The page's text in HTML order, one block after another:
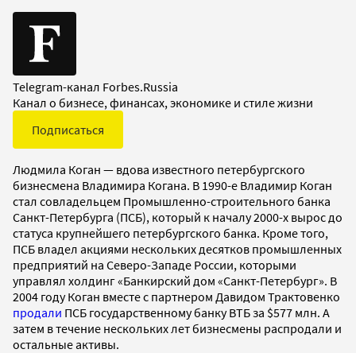
Telegram-канал Forbes.Russia
Канал о бизнесе, финансах, экономике и стиле жизни
Подписаться
Людмила Коган — вдова известного петербургского
бизнесмена Владимира Когана. В 1990-е Владимир Коган
стал совладельцем Промышленно-строительного банка
Санкт-Петербурга (ПСБ), который к началу 2000-х вырос до
статуса крупнейшего петербургского банка. Кроме того,
ПСБ владел акциями нескольких десятков промышленных
предприятий на Северо-Западе России, которыми
управлял холдинг «Банкирский дом «Санкт-Петербург». В
2004 году Коган вместе с партнером Давидом Трактовенко
продали ПСБ государственному банку ВТБ за $577 млн. А
затем в течение нескольких лет бизнесмены распродали и
остальные активы.